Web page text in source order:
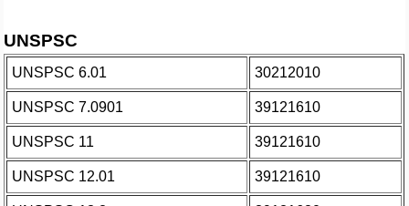
UNSPSC
UNSPSC 6.01 30212010
UNSPSC 7.0901 39121610
UNSPSC 11 39121610
UNSPSC 12.01 39121610